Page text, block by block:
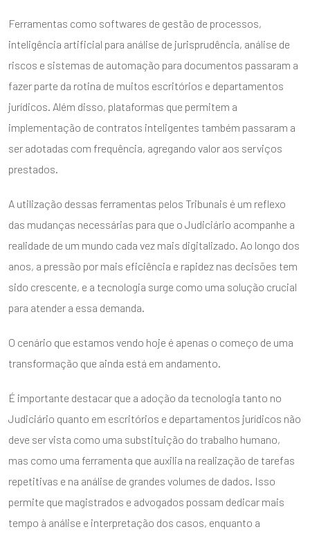
Ferramentas como softwares de gestão de processos,
inteligência artificial para análise de jurisprudência, análise de
riscos e sistemas de automação para documentos passaram a
fazer parte da rotina de muitos escritórios e departamentos
jurídicos. Além disso, plataformas que permitem a
implementação de contratos inteligentes também passaram a
ser adotadas com frequência, agregando valor aos serviços
prestados.
A utilização dessas ferramentas pelos Tribunais é um reflexo
das mudanças necessárias para que o Judiciário acompanhe a
realidade de um mundo cada vez mais digitalizado. Ao longo dos
anos, a pressão por mais eficiência e rapidez nas decisões tem
sido crescente, e a tecnologia surge como uma solução crucial
para atender a essa demanda.
O cenário que estamos vendo hoje é apenas o começo de uma
transformação que ainda está em andamento.
É importante destacar que a adoção da tecnologia tanto no
Judiciário quanto em escritórios e departamentos jurídicos não
deve ser vista como uma substituição do trabalho humano,
mas como uma ferramenta que auxilia na realização de tarefas
repetitivas e na análise de grandes volumes de dados. Isso
permite que magistrados e advogados possam dedicar mais
tempo à análise e interpretação dos casos, enquanto a